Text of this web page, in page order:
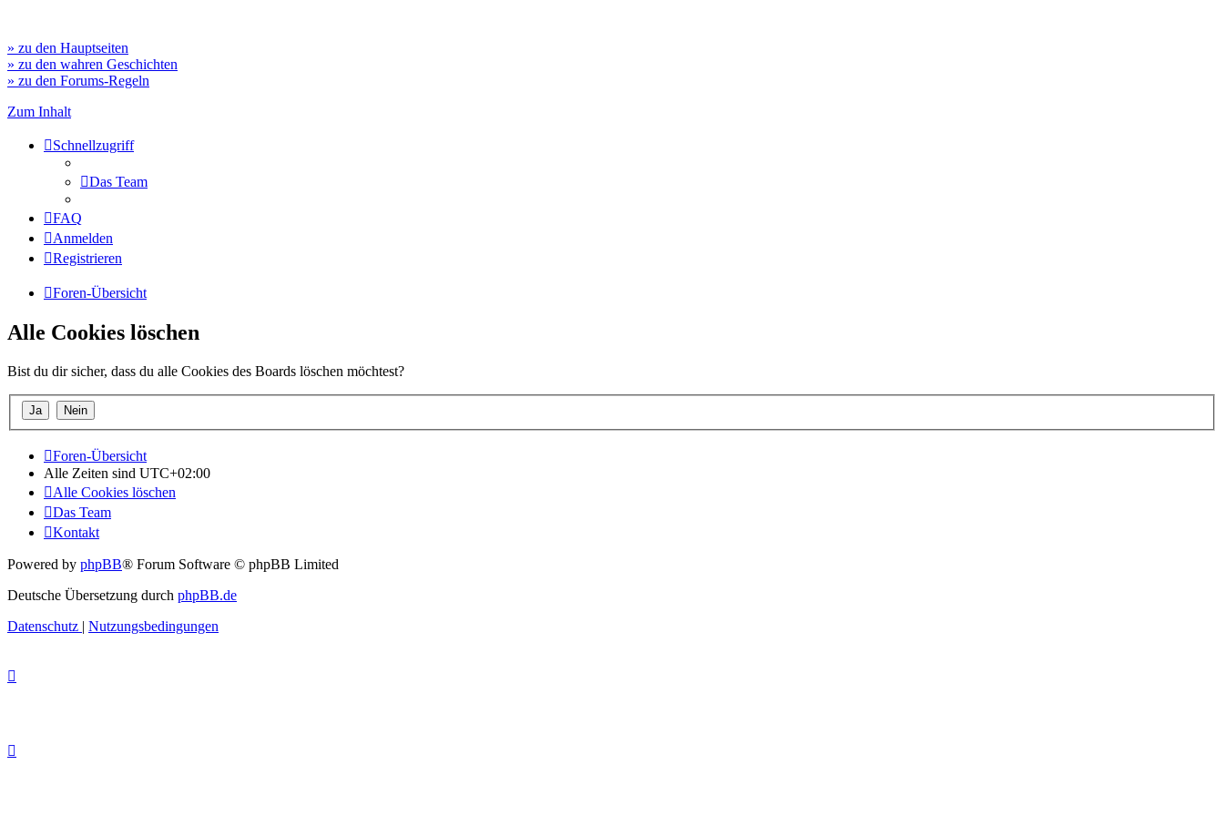
» zu den Hauptseiten
» zu den wahren Geschichten
» zu den Forums-Regeln
Zum Inhalt
Schnellzugriff
Das Team
FAQ
Anmelden
Registrieren
Foren-Übersicht
Alle Cookies löschen
Bist du dir sicher, dass du alle Cookies des Boards löschen möchtest?
Foren-Übersicht
Alle Zeiten sind UTC+02:00
Alle Cookies löschen
Das Team
Kontakt
Powered by phpBB® Forum Software © phpBB Limited
Deutsche Übersetzung durch phpBB.de
Datenschutz | Nutzungsbedingungen